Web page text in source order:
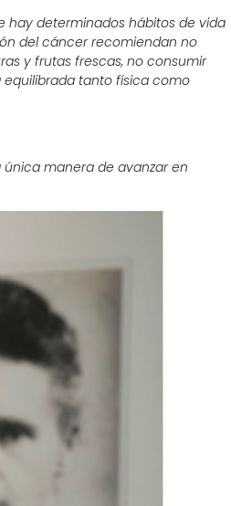
hay determinados hábitos de vida
del cáncer recomiendan no
y frutas frescas, no consumir
tanto física como
única manera de avanzar en